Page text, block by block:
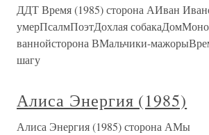
ДДТ Время (1985) сторона АИван
умерПсалмПоэтДохлая
ваннойсторона ВМальчики-
шагу
Алиса Энергия (1985)
Алиса Энергия (1985) сторона АМы